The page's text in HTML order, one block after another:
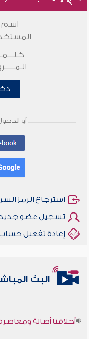
اسم
أو
استرجاع الرمز
تسجيل عضو جديد
إعادة تفعيل
البث
أخلاقنا أصالة ومعاصرة